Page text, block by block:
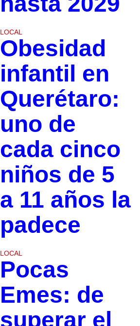
LOCAL
Obesidad
infantil en
Querétaro:
uno de
cada cinco
niños de 5
a 11 años la
padece
LOCAL
Pocas
Emes: de
superar el